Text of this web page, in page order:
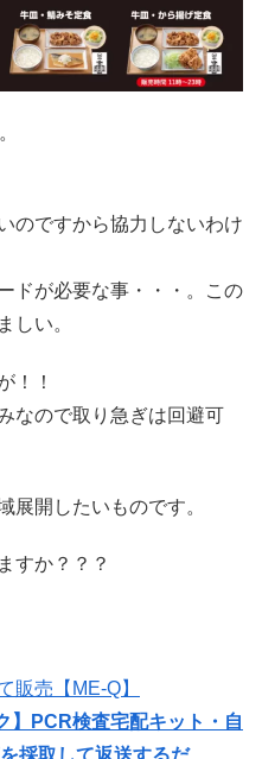
のですから協力しないわけ
ドが必要な事・・・。この
しい。
！！
なので取り急ぎは回避可
展開したいものです。
すか？？？
販売【ME-Q】
】PCR検査宅配キット・自